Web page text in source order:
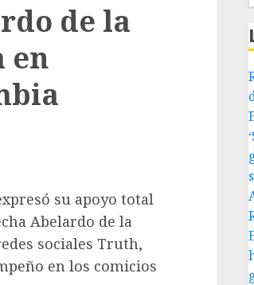
de la
en
su apoyo total
Abelardo de la
sociales Truth,
en los comicios